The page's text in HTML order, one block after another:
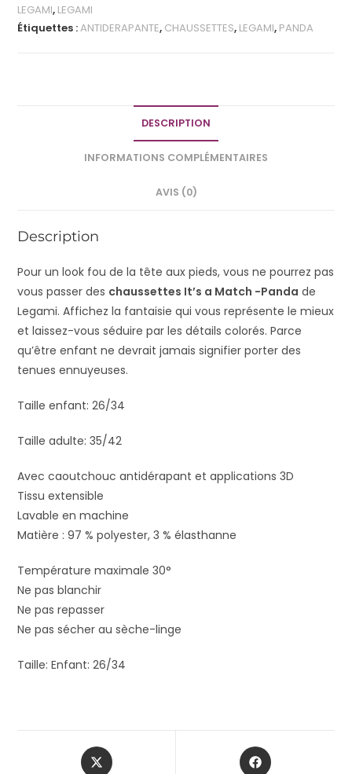
LEGAMI, LEGAMI
Étiquettes :ANTIDERAPANTE, CHAUSSETTES, LEGAMI, PANDA
DESCRIPTION
INFORMATIONS COMPLÉMENTAIRES
AVIS (0)
Description
Pour un look fou de la tête aux pieds, vous ne pourrez pas
vous passer des chaussettes It’s a Match -Panda de
Legami. Affichez la fantaisie qui vous représente le mieux
et laissez-vous séduire par les détails colorés. Parce
qu’être enfant ne devrait jamais signifier porter des
tenues ennuyeuses.
Taille enfant: 26/34
Taille adulte: 35/42
Avec caoutchouc antidérapant et applications 3D
Tissu extensible
Lavable en machine
Matière : 97 % polyester, 3 % élasthanne
Température maximale 30°
Ne pas blanchir
Ne pas repasser
Ne pas sécher au sèche-linge
Taille: Enfant: 26/34